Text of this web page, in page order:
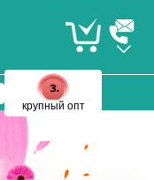
крупный опт